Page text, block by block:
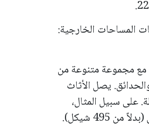
المساحات الخارجية:
مع مجموعة متنوعة من
يصل الأثاث
على سبيل المثال،